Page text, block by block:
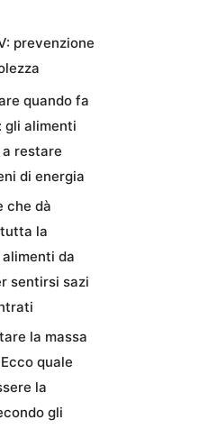
prevenzione
quando fa
gli alimenti
restare
di energia
che dà
la
da
sentirsi sazi
la massa
quale
la
gli